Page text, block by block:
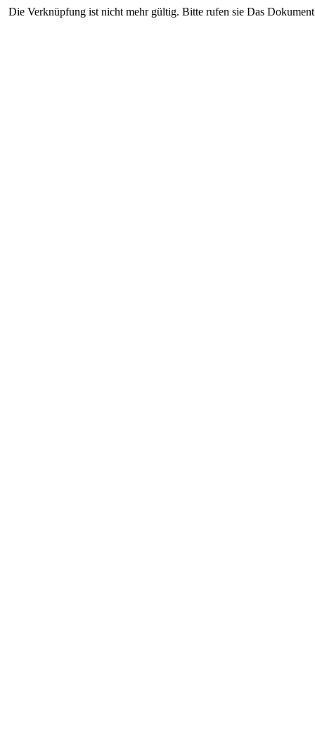
Die Verknüpfung ist nicht mehr gültig. Bitte rufen sie Das Dokument